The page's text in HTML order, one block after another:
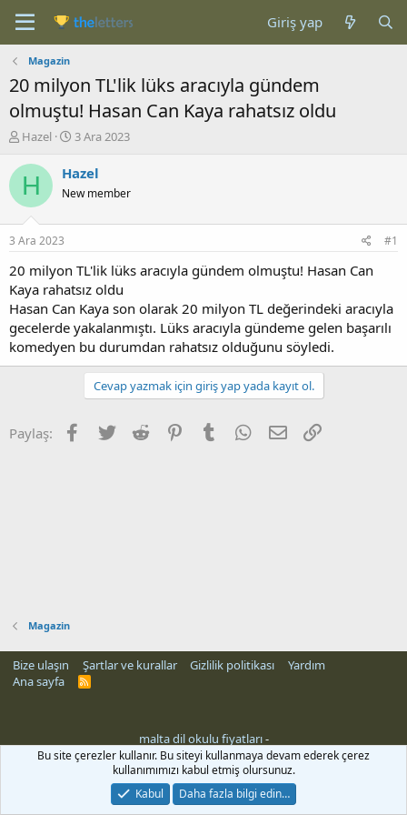
Giriş yap
Magazin
20 milyon TL'lik lüks aracıyla gündem
olmuştu! Hasan Can Kaya rahatsız oldu
K
n
b
u
u
b
a
l
a
t
a
n
Hazel
B
ş
a
ç
a
r
i
h
i
3 Ara 2023
H Hazel
New member
3 Ara 2023 #1
20 milyon TL'lik lüks aracıyla gündem olmuştu! Hasan Can
Kaya rahatsız oldu
Hasan Can Kaya son olarak 20 milyon TL değerindeki aracıyla
gecelerde yakalanmıştı. Lüks aracıyla gündeme gelen başarılı
komedyen bu durumdan rahatsız olduğunu söyledi.
Cevap yazmak için giriş yap yada kayıt ol.
Paylaş: Facebook
Twitter Reddit PinterestTumblr WhatsApp
E-posta
Magazin
Bize ulaşın Şartlar ve kurallar Gizlilik politikası
Yardım
Ana sayfa
R
malta dil okulu fiyatları-
Bu site çerezler kullanır. Bu siteyi kullanmaya devam ederek çerez
kullanımımızı kabul etmiş olursunuz.
Kabul
Daha fazla bilgi edin…